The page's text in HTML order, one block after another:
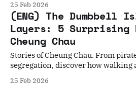
25 Feb 2026
(ENG) The Dumbbell
Layers: 5
Cheung Chau
Stories of Cheung Chau. From
segregation, discover how
25 Feb 2026